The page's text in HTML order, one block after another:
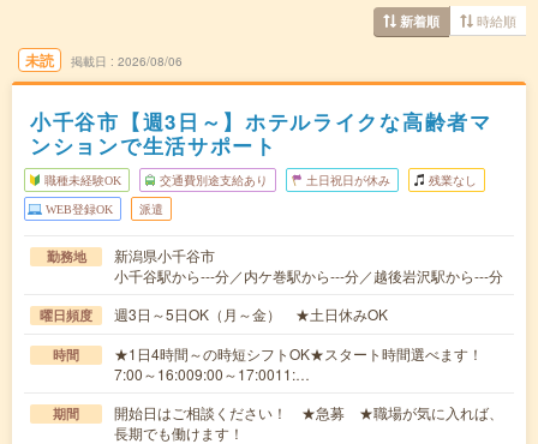
新着順 時給順
未読 掲載日 2026/08/06
小千谷市【週3日～】ホテルライクな高齢者マ
ンションで生活サポート
職種未経験OK 交通費別途支給あり 土日祝日が休み 残業なし
WEB登録OK 派遣
勤務地
新潟県小千谷市
小千谷駅から---分／内ケ巻駅から---分／越後岩沢駅から---分
曜日頻度 週3日～5日OK（月～金） ★土日休みOK
時間
★1日4時間～の時短シフトOK★スタート時間選べます！
7:00～16:009:00～17:0011:…
期間
開始日はご相談ください！ ★急募 ★職場が気に入れば、
長期でも働けます！